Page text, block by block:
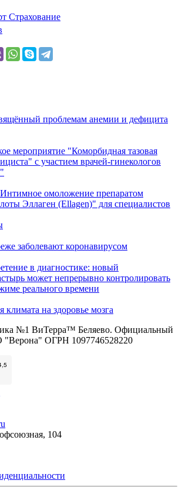
проблемам анемии и дефицита
мероприятие "Коморбидная тазовая
с участием врачей-гинекологов
омоложение препаратом
Эллаген (Ellagen)" для специалистов
заболевают коронавирусом
в диагностике: новый
может непрерывно контролировать
реального времени
на здоровье мозга
№1 ВиТерра™ Беляево. Официальный
ОГРН 1097746528220
104